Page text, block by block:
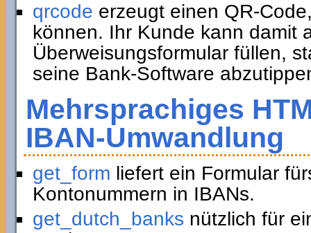
qrcode erzeugt einen QR-
können. Ihr Kunde kann damit
Überweisungsformular füllen,
seine Bank-Software
Mehrsprachiges
IBAN-Umwandlung
get_form liefert ein Formular
Kontonummern in IBANs.
get_dutch_banks nützlich für